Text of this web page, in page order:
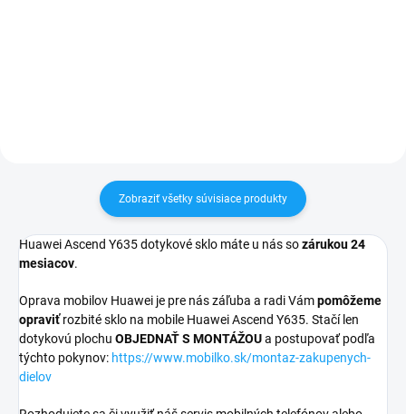
Zobraziť všetky súvisiace produkty
Huawei Ascend Y635 dotykové sklo máte u nás sozárukou 24
mesiacov.
Oprava mobilov Huawei je pre nás záľuba a radi Vámpomôžeme
opraviť rozbité sklo na mobile Huawei Ascend Y635. Stačí len
dotykovú plochu OBJEDNAŤ S MONTÁŽOUa postupovať podľa
týchto pokynov: https://www.mobilko.sk/montaz-zakupenych-
dielov